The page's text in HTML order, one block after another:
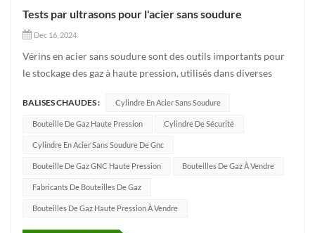
Tests par ultrasons pour l'acier sans soudure
Dec 16, 2024
Vérins en acier sans soudure sont des outils importants pour
le stockage des gaz à haute pression, utilisés dans diverses
médical. Garantir la qualité et la sécurité des cylindres en
acier sans soudure est de la plus haute importance...
BALISES CHAUDES : Cylindre En Acier Sans Soudure
Bouteille De Gaz Haute Pression Cylindre De Sécurité
Cylindre En Acier Sans Soudure De Gnc
Bouteille De Gaz GNC Haute Pression Bouteilles De Gaz À Vendre
Fabricants De Bouteilles De Gaz
Bouteilles De Gaz Haute Pression À Vendre